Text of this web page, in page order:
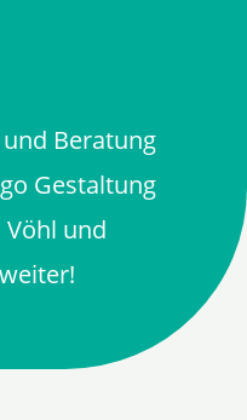
Beratung
Gestaltung
und